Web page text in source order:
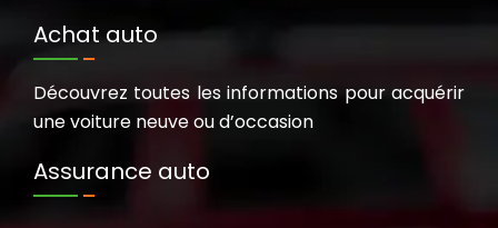
Achat auto
Découvrez toutes les informations pour acquérir
une voiture neuve ou d’occasion
Assurance auto